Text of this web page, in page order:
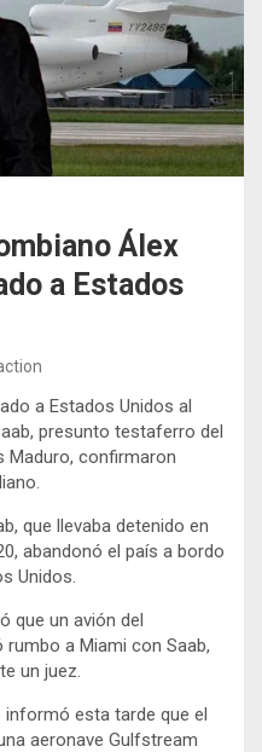
Álex
a Estados
a Estados Unidos al
presunto testaferro del
Maduro, confirmaron
que llevaba detenido en
abandonó el país a bordo
Unidos.
que un avión del
a Miami con Saab,
un juez.
informó esta tarde que el
aeronave Gulfstream